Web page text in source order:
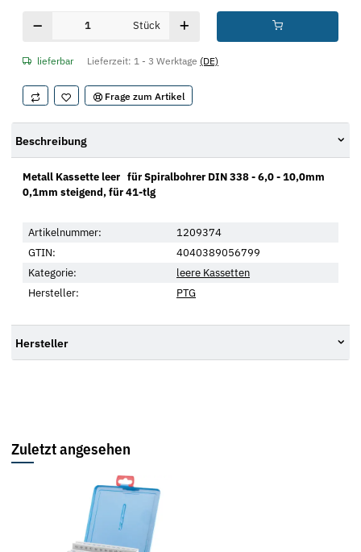
Stück
lieferbar Lieferzeit: 1 - 3 Werktage (DE)
Frage zum Artikel
Beschreibung
Metall Kassette leer für Spiralbohrer DIN 338 - 6,0 - 10,0mm
0,1mm steigend, für 41-tlg
Artikelnummer:
1209374
GTIN:
4040389056799
Kategorie:
leere Kassetten
Hersteller:
PTG
Hersteller
Zuletzt angesehen